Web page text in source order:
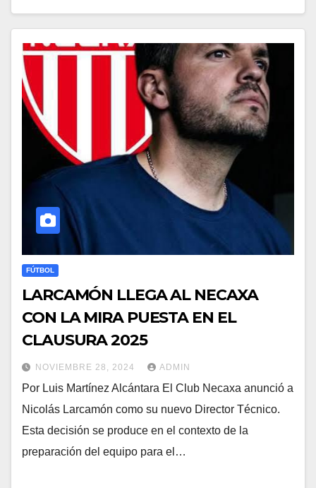
FÚTBOL
LARCAMÓN LLEGA AL NECAXA
CON LA MIRA PUESTA EN EL
CLAUSURA 2025
NOVIEMBRE 28, 2024 ADMIN
Por Luis Martínez Alcántara El Club Necaxa anunció a
Nicolás Larcamón como su nuevo Director Técnico.
Esta decisión se produce en el contexto de la
preparación del equipo para el…